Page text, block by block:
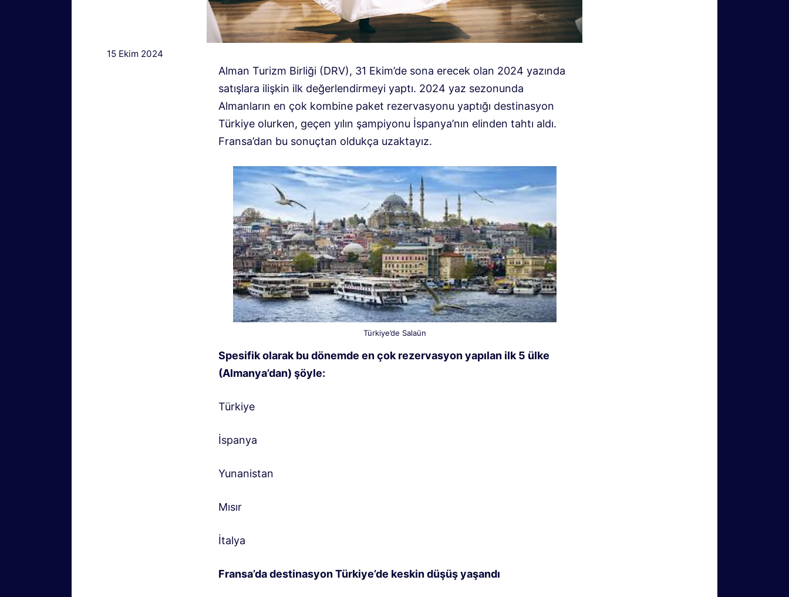
15 Ekim 2024
Alman Turizm Birliği (DRV), 31 Ekim’de sona erecek olan 2024 yazında
satışlara ilişkin ilk değerlendirmeyi yaptı. 2024 yaz sezonunda
Almanların en çok kombine paket rezervasyonu yaptığı destinasyon
Türkiye olurken, geçen yılın şampiyonu İspanya’nın elinden tahtı aldı.
Fransa’dan bu sonuçtan oldukça uzaktayız.
Türkiye’de Salaün
Spesifik olarak bu dönemde en çok rezervasyon yapılan ilk 5 ülke
(Almanya’dan) şöyle:
Türkiye
İspanya
Yunanistan
Mısır
İtalya
Fransa’da destinasyon Türkiye’de keskin düşüş yaşandı